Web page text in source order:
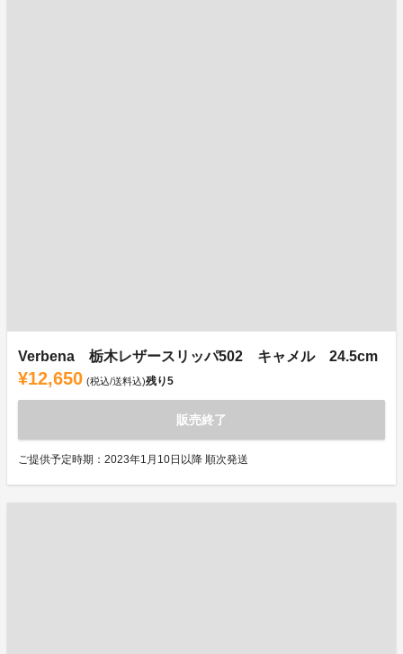
Verbena 栃木レザースリッパ502 キャメル 24.5cm
¥12,650 (税込/送料込)残り5
販売終了
ご提供予定時期：2023年1月10日以降 順次発送